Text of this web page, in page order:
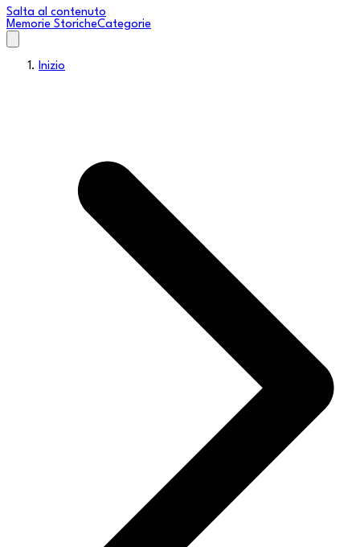
Salta al contenuto
Memorie StoricheCategorie
Inizio